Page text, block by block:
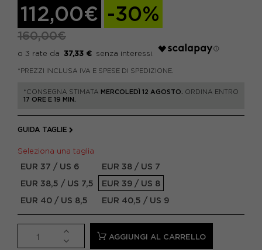
112,00€ -30%
160,00€
37,33 €
*PREZZI INCLUSA IVA E SPESE DI SPEDIZIONE.
*CONSEGNA STIMATA MERCOLEDÌ 12 AGOSTO.
ORDINA ENTRO
17 ORE E 19 MIN.
GUIDA TAGLIE
Seleziona una taglia
EUR 37 / US 6
EUR 38 / US 7
EUR 38,5 / US 7,5
EUR 39 / US 8
EUR 40 / US 8,5
EUR 40,5 / US 9
AGGIUNGI AL CARRELLO